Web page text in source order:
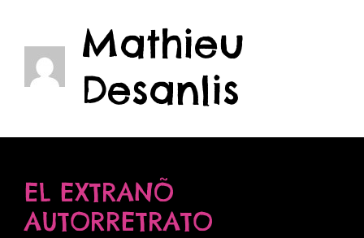
Mathieu
Desanlis
EL EXTRANÕ
AUTORRETRATO